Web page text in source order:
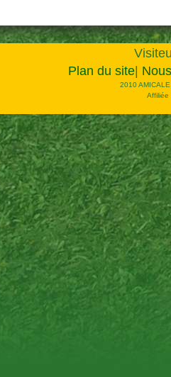
Plan du site|
2010
Affiliée